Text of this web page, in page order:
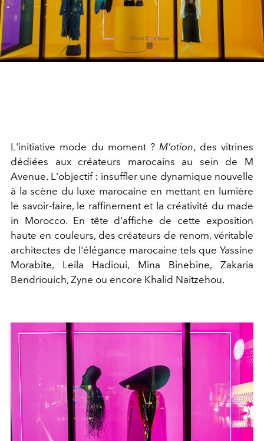
L'initiative mode du moment ?M'otion, des vitrines
dédiées aux créateurs marocains au sein de M
Avenue. L'objectif : insuffler une dynamique nouvelle
à la scène du luxe marocaine en mettant en lumière
le savoir-faire, le raffinement et la créativité du made
in Morocco. En tête d'affiche de cette exposition
haute en couleurs, des créateurs de renom, véritable
architectes de l'élégance marocaine tels que Yassine
Morabite, Leila Hadioui, Mina Binebine, Zakaria
Bendriouich, Zyne ou encore Khalid Naitzehou.